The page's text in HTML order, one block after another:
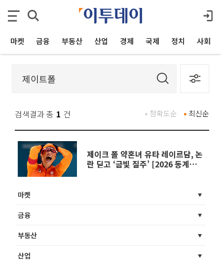
마켓 금융 부동산 산업 경제 국제 정치 사회
검색결과 총 1 건 최신순
정확도순
제이크 폴 약혼녀 유타 레이르담, 논
란 딛고 ‘금빛 질주’ [2026 동계올림
마켓
금융
부동산
산업